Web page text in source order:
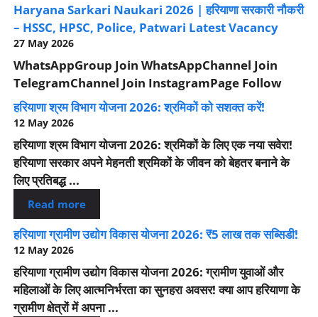
Haryana Sarkari Naukari 2026 | हरियाणा सरकारी नौकरी
– HSSC, HPSC, Police, Patwari Latest Vacancy
27 May 2026
WhatsAppGroup Join WhatsAppChannel Join
TelegramChannel Join InstagramPage Follow
हरियाणा श्रम विभाग योजना 2026: श्रमिकों को सशक्त करें!
12 May 2026
हरियाणा श्रम विभाग योजना 2026: श्रमिकों के लिए एक नया सवेरा!
हरियाणा सरकार अपने मेहनती श्रमिकों के जीवन को बेहतर बनाने के
लिए प्रतिबद्ध ...
Read more
हरियाणा ग्रामीण उद्योग विकास योजना 2026: ₹5 लाख तक सब्सिडी!
12 May 2026
हरियाणा ग्रामीण उद्योग विकास योजना 2026: ग्रामीण युवाओं और
महिलाओं के लिए आत्मनिर्भरता का सुनहरा अवसर! क्या आप हरियाणा के
ग्रामीण क्षेत्रों में अपना ...